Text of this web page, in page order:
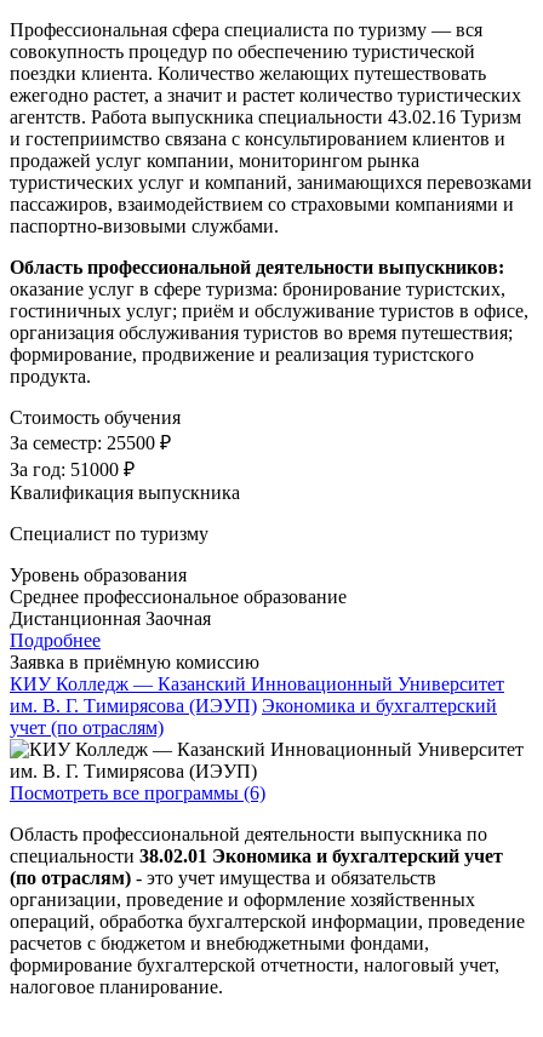
Профессиональная сфера специалиста по туризму — вся
совокупность процедур по обеспечению туристической
поездки клиента. Количество желающих путешествовать
ежегодно растет, а значит и растет количество туристических
агентств. Работа выпускника специальности 43.02.16 Туризм
и гостеприимство связана с консультированием клиентов и
продажей услуг компании, мониторингом рынка
туристических услуг и компаний, занимающихся перевозками
пассажиров, взаимодействием со страховыми компаниями и
паспортно-визовыми службами.
Область профессиональной деятельности выпускников:
оказание услуг в сфере туризма: бронирование туристских,
гостиничных услуг; приём и обслуживание туристов в офисе,
организация обслуживания туристов во время путешествия;
формирование, продвижение и реализация туристского
продукта.
Стоимость обучения
За семестр: 25500 ₽
За год: 51000 ₽
Квалификация выпускника
Специалист по туризму
Уровень образования
Среднее профессиональное образование
Дистанционная Заочная
Подробнее
Заявка в приёмную комиссию
КИУ Колледж — Казанский Инновационный Университет
им. В. Г. Тимирясова (ИЭУП) Экономика и бухгалтерский
учет (по отраслям)
Посмотреть все программы (6)
Область профессиональной деятельности выпускника по
специальности 38.02.01 Экономика и бухгалтерский учет
(по отраслям) - это учет имущества и обязательств
организации, проведение и оформление хозяйственных
операций, обработка бухгалтерской информации, проведение
расчетов с бюджетом и внебюджетными фондами,
формирование бухгалтерской отчетности, налоговый учет,
налоговое планирование.